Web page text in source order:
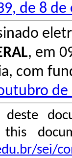
de 8
, em
com
de
deste
sei/